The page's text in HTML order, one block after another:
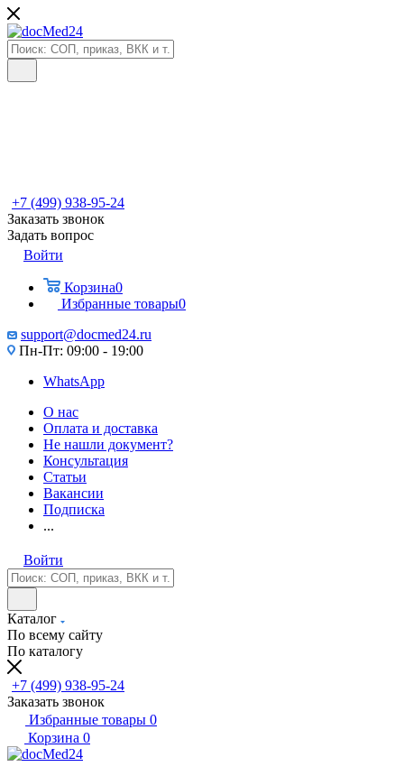
+7 (499) 938-95-24
Заказать звонок
Задать вопрос
Войти
Корзина0
Избранные товары0
support@docmed24.ru
Пн-Пт: 09:00 - 19:00
WhatsApp
О нас
Оплата и доставка
Не нашли документ?
Консультация
Статьи
Вакансии
Подписка
...
Войти
Каталог
По всему сайту
По каталогу
+7 (499) 938-95-24
Заказать звонок
Избранные товары 0
Корзина 0